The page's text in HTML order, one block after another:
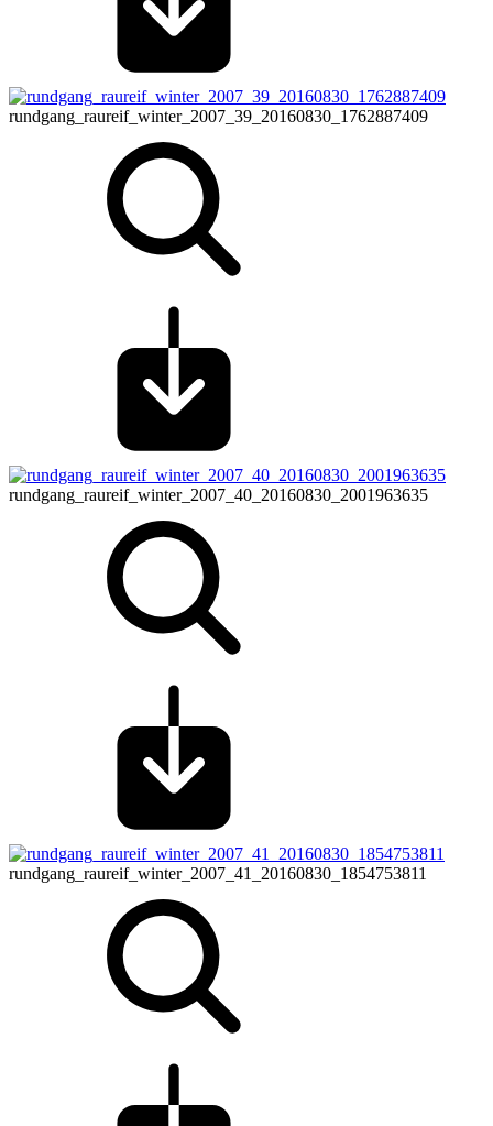
rundgang_raureif_winter_2007_39_20160830_1762887409
rundgang_raureif_winter_2007_40_20160830_2001963635
rundgang_raureif_winter_2007_41_20160830_1854753811